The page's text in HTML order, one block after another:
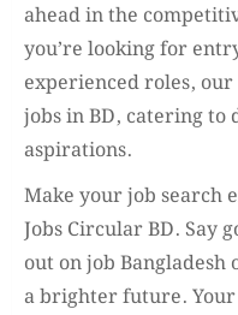
ahead in the
you’re looking for
experienced roles,
jobs in BD, catering to
aspirations.
Make your job search
Jobs Circular BD. Say
out on job
a brighter future.